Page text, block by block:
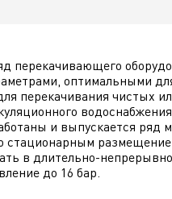
оптимальными
перекачивания чистых
и выпускается ряд
стационарным
в длительно-
до 16 бар.